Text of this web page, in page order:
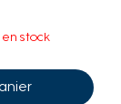
en stock